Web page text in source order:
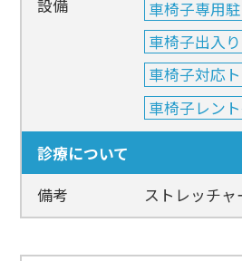
設備
車椅子専用
車椅子出入り
車椅子対応
車椅子レン
診療について
備考
ストレッチャ